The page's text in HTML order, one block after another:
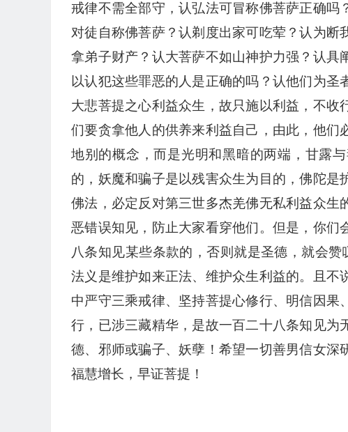
戒律不需全部守，认弘法可冒称佛菩萨正确
对徒自称佛菩萨？认剃度出家可吃荤？认为
拿弟子财产？认大菩萨不如山神护力强？认
以认犯这些罪恶的人是正确的吗？认他们为
大悲菩提之心利益众生，故只施以利益，不
们要贪拿他人的供养来利益自己，由此，他
地别的概念，而是光明和黑暗的两端，甘露
的，妖魔和骗子是以残害众生为目的，佛陀
佛法，必定反对第三世多杰羌佛无私利益众
恶错误知见，防止大家看穿他们。但是，你
八条知见某些条款的，否则就是圣德，就会
法义是维护如来正法、维护众生利益的。且
中严守三乘戒律、坚持菩提心修行、明信因
行，已涉三藏精华，是故一百二十八条知见
德、邪师或骗子、妖孽！希望一切善男信女
福慧增长，早证菩提！